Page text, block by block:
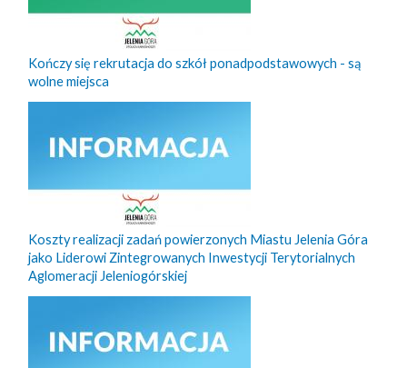
Kończy się rekrutacja do szkół ponadpodstawowych - są
wolne miejsca
Koszty realizacji zadań powierzonych Miastu Jelenia Góra
jako Liderowi Zintegrowanych Inwestycji Terytorialnych
Aglomeracji Jeleniogórskiej